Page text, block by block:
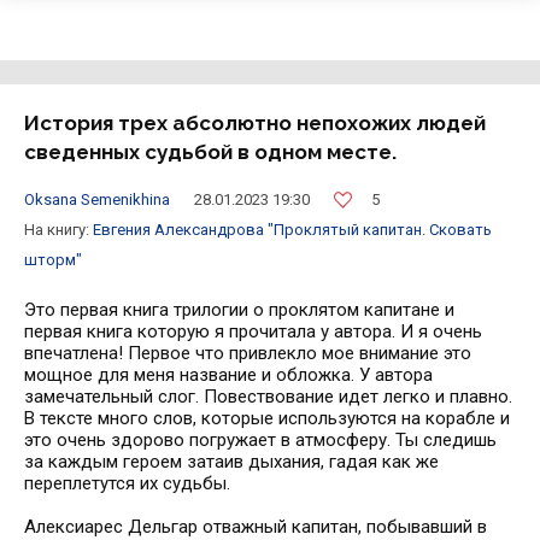
История трех абсолютно непохожих людей
сведенных судьбой в одном месте.
Oksana Semenikhina 28.01.2023 19:30
5
На книгу: Евгения Александрова "Проклятый капитан. Сковать
шторм"
Это первая книга трилогии о проклятом капитане и
первая книга которую я прочитала у автора. И я очень
впечатлена! Первое что привлекло мое внимание это
мощное для меня название и обложка. У автора
замечательный слог. Повествование идет легко и плавно.
В тексте много слов, которые используются на корабле и
это очень здорово погружает в атмосферу. Ты следишь
за каждым героем затаив дыхания, гадая как же
переплетутся их судьбы.
Алексиарес Дельгар отважный капитан, побывавший в